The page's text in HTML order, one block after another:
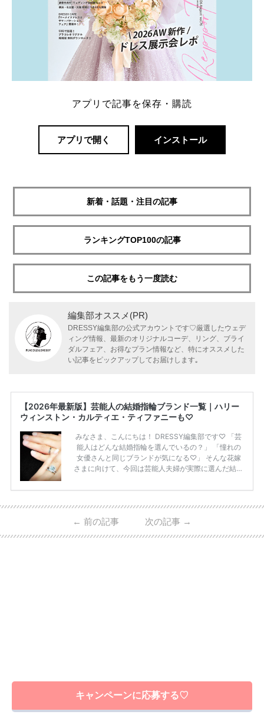
キャンペーンに応募する♡
アプリで記事を保存・購読
アプリで開く インストール
新着・話題・注目の記事
ランキングTOP100の記事
この記事をもう一度読む
編集部オススメ(PR)
DRESSY編集部の公式アカウントです♡厳選したウェデ
ィング情報、最新のオリジナルコーデ、リング、ブライ
ダルフェア、お得なプラン情報など、特にオススメした
い記事をピックアップしてお届けします｡
【2026年最新版】芸能人の結婚指輪ブランド一覧｜ハリー
ウィンストン・カルティエ・ティファニーも♡
みなさま、こんにちは！ DRESSY編集部です♡ 「芸
能人はどんな結婚指輪を選んでいるの？」 「憧れの
女優さんと同じブランドが気になる♡」 そんな花嫁
さまに向けて、今回は芸能人夫婦が実際に選んだ結婚
ーウィンストンやカルティエ、ティファニーなど世界
日本で人気のブランドまで幅広くご紹介。 さらに、
・愛用している芸能人夫婦 ・リングの特徴や魅力 ・
← 前の記事 次の記事 →